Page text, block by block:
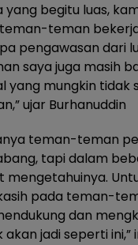
yang begitu luas,
teman
pengawasan dari
saya juga masih
yang mungkin tidak
ujar Burhanuddin
teman-teman
tapi dalam
mengetahuinya.
pada teman-
dan
jadi seperti ini,”